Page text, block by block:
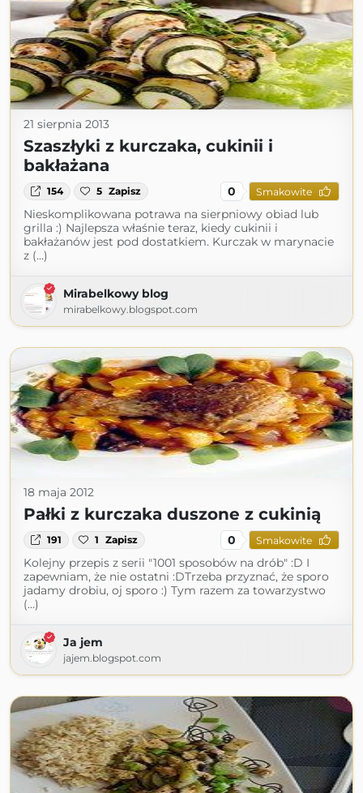
21 sierpnia 2013
Szaszłyki z kurczaka, cukinii i
bakłażana
154 5 Zapisz 0 Smakowite
Nieskomplikowana potrawa na sierpniowy obiad lub
grilla :) Najlepsza właśnie teraz, kiedy cukinii i
bakłażanów jest pod dostatkiem. Kurczak w marynacie
z (...)
Mirabelkowy blog
mirabelkowy.blogspot.com
18 maja 2012
Pałki z kurczaka duszone z cukinią
191 1 Zapisz 0 Smakowite
Kolejny przepis z serii "1001 sposobów na drób" :D I
zapewniam, że nie ostatni :DTrzeba przyznać, że sporo
jadamy drobiu, oj sporo :) Tym razem za towarzystwo
(...)
Ja jem
jajem.blogspot.com